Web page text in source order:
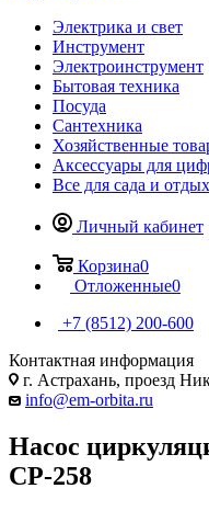
Электрика и свет
Инструмент
Электроинструмент
Бытовая техника
Посуда
Сантехника
Хозяйственные
Аксессуары для
Все для сада и
Личный кабинет
Корзина0
Отложенные0
+7 (8512) 200-600
Контактная информация
г. Астрахань, проезд
info@em-orbita.ru
Насос
CP-258